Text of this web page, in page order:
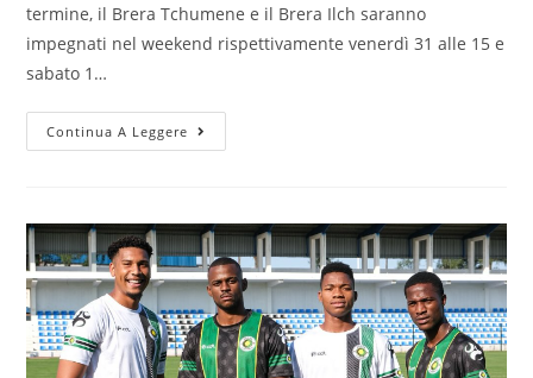
termine, il Brera Tchumene e il Brera Ilch saranno
impegnati nel weekend rispettivamente venerdì 31 alle 15 e
sabato 1…
Continua A Leggere